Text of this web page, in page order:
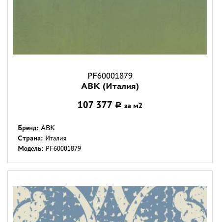
PF60001879
ABK (Италия)
107 377 Р за м2
Бренд: ABK
Страна: Италия
Модель: PF60001879